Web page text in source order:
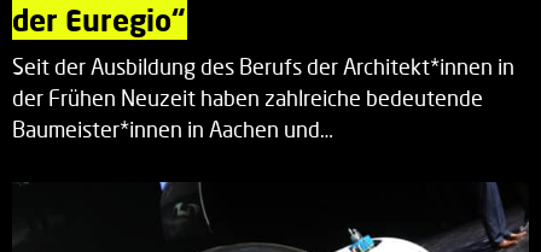
der Euregio“
Seit der Ausbildung des Berufs der Architekt*innen in
der Frühen Neuzeit haben zahlreiche bedeutende
Baumeister*innen in Aachen und…